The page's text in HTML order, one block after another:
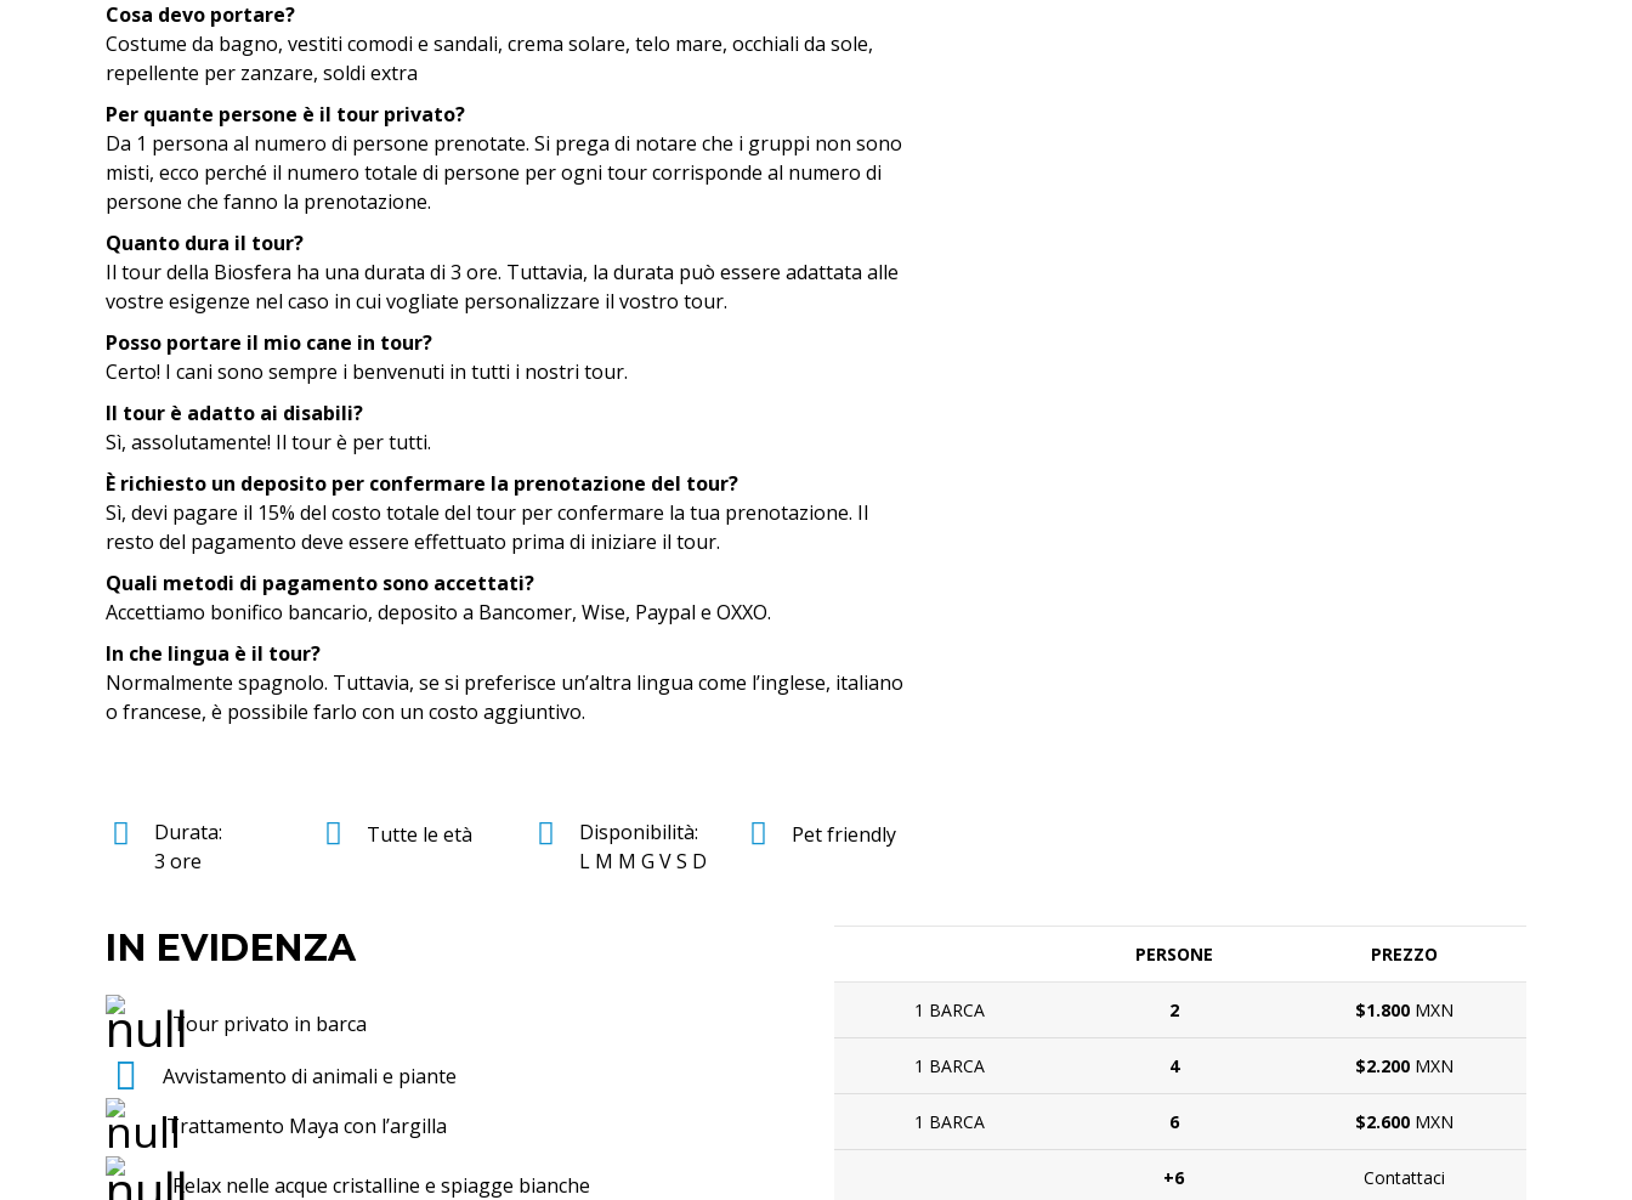
Cosa devo portare?
Costume da bagno, vestiti comodi e sandali, crema solare, telo mare, occhiali da sole,
repellente per zanzare, soldi extra
Per quante persone è il tour privato?
Da 1 persona al numero di persone prenotate. Si prega di notare che i gruppi non sono
misti, ecco perché il numero totale di persone per ogni tour corrisponde al numero di
persone che fanno la prenotazione.
Quanto dura il tour?
Il tour della Biosfera ha una durata di 3 ore. Tuttavia, la durata può essere adattata alle
vostre esigenze nel caso in cui vogliate personalizzare il vostro tour.
Posso portare il mio cane in tour?
Certo! I cani sono sempre i benvenuti in tutti i nostri tour.
Il tour è adatto ai disabili?
Sì, assolutamente! Il tour è per tutti.
È richiesto un deposito per confermare la prenotazione del tour?
Sì, devi pagare il 15% del costo totale del tour per confermare la tua prenotazione. Il
resto del pagamento deve essere effettuato prima di iniziare il tour.
Quali metodi di pagamento sono accettati?
Accettiamo bonifico bancario, deposito a Bancomer, Wise, Paypal e OXXO.
In che lingua è il tour?
Normalmente spagnolo. Tuttavia, se si preferisce un’altra lingua come l’inglese, italiano
o francese, è possibile farlo con un costo aggiuntivo.
Durata:
3 ore
Tutte le età
Disponibilità:
L M M G V S D
Pet friendly
IN EVIDENZA
Tour privato in barca
Avvistamento di animali e piante
Trattamento Maya con l’argilla
Relax nelle acque cristalline e spiagge bianche
PERSONE PREZZO
1 BARCA 2 $1.800 MXN
1 BARCA 4 $2.200 MXN
1 BARCA 6 $2.600 MXN
+6 Contattaci